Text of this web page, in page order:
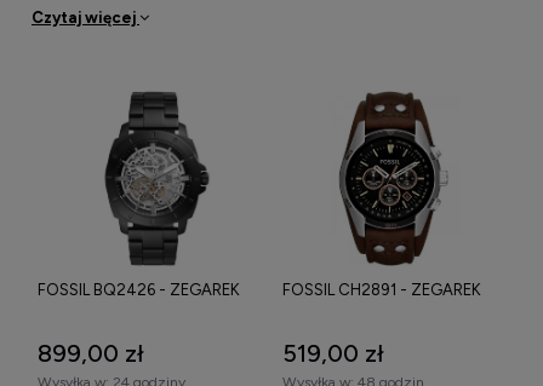
ceniących wysoką jakość wykonania i niezawodność. Marka
Specyfikacja techniczna zegarków
męskich Fossil
Zegarek Fossil męski na bransoleciecharakteryzuje się
kwarcowym. Wykorzystanie stali nierdzewnej zapewnia
odporność na uszkodzenia oraz elegancki wygląd. Ponadto
Czytaj więcej
FOSSIL BQ2426 - ZEGAREK
899,00 zł
Wysyłka w: 24 godziny
FOSSIL CH2891 - ZEGAREK
519,00 zł
Wysyłka w: 48 godzin